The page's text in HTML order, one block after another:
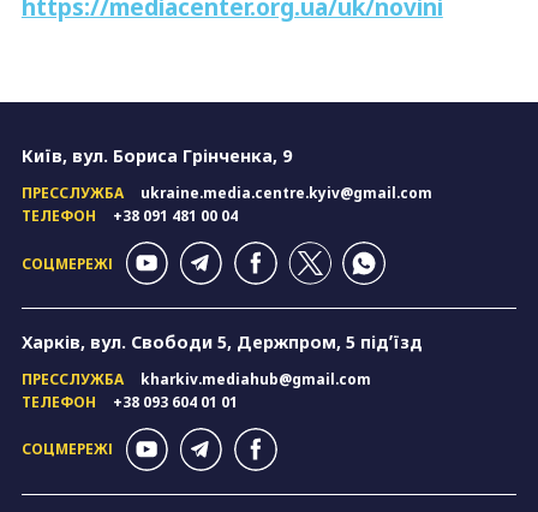
https://mediacenter.org.ua/uk/novini
Київ, вул. Бориса Грінченка, 9
ПРЕССЛУЖБА
ukraine.media.centre.kyiv@gmail.com
ТЕЛЕФОН
+38 091 481 00 04
СОЦМЕРЕЖІ
Харків, вул. Свободи 5, Держпром, 5 підʼїзд
ПРЕССЛУЖБА
kharkiv.mediahub@gmail.com
ТЕЛЕФОН
+38 093 604 01 01
СОЦМЕРЕЖІ